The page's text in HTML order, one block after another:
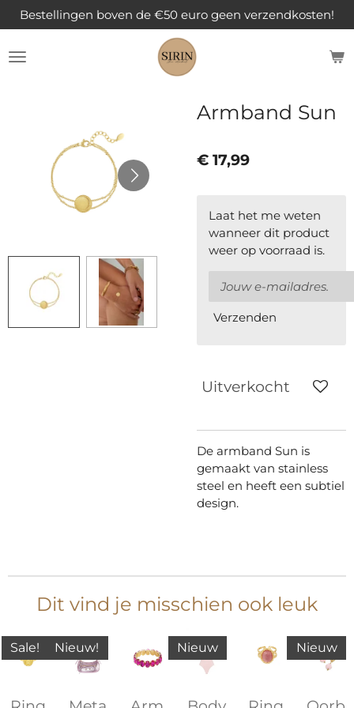
Ga
direct
naar
Bestellingen boven de €50 euro geen verzendkosten!
Armband Sun
€ 17,99
Laat het me weten
wanneer dit product
weer op voorraad is.
Verzenden
Uitverkocht
De armband Sun is
gemaakt van stainless
steel en heeft een subtiel
design.
Dit vind je misschien ook leuk
Sale! Nieuw! Nieuw Nieuw